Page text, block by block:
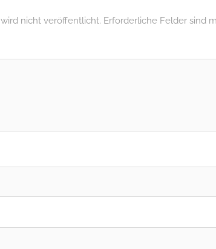
nicht veröffentlicht. Erforderliche Felder sind